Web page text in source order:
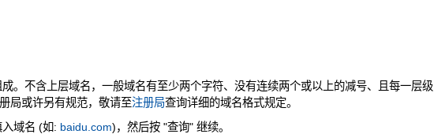
。不含上层域名，一般域名有至少两个字符、没有连续两个或以上的减号、且每一层级
局或许另有规范，敬请至注册局查询详细的域名格式规定。
域名 (如: baidu.com)，然后按 "查询" 继续。